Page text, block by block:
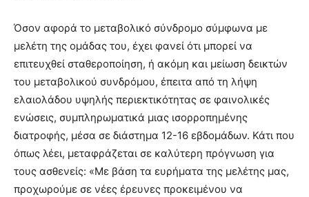
Όσον αφορά το μεταβολικό σύνδρομο σύμφωνα με
μελέτη της ομάδας του, έχει φανεί ότι μπορεί να
επιτευχθεί σταθεροποίηση, ή ακόμη και μείωση δεικτών
του μεταβολικού συνδρόμου, έπειτα από τη λήψη
ελαιολάδου υψηλής περιεκτικότητας σε φαινολικές
ενώσεις, συμπληρωματικά μιας ισορροπημένης
διατροφής, μέσα σε διάστημα 12-16 εβδομάδων. Κάτι που
όπως λέει, μεταφράζεται σε καλύτερη πρόγνωση για
τους ασθενείς: «Με βάση τα ευρήματα της μελέτης μας,
προχωρούμε σε νέες έρευνες προκειμένου να